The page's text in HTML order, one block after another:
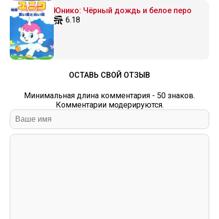
Юнико: Чёрный дождь и белое перо
6.18
ОСТАВЬ СВОЙ ОТЗЫВ
Минимальная длина комментария - 50 знаков.
Комментарии модерируются.